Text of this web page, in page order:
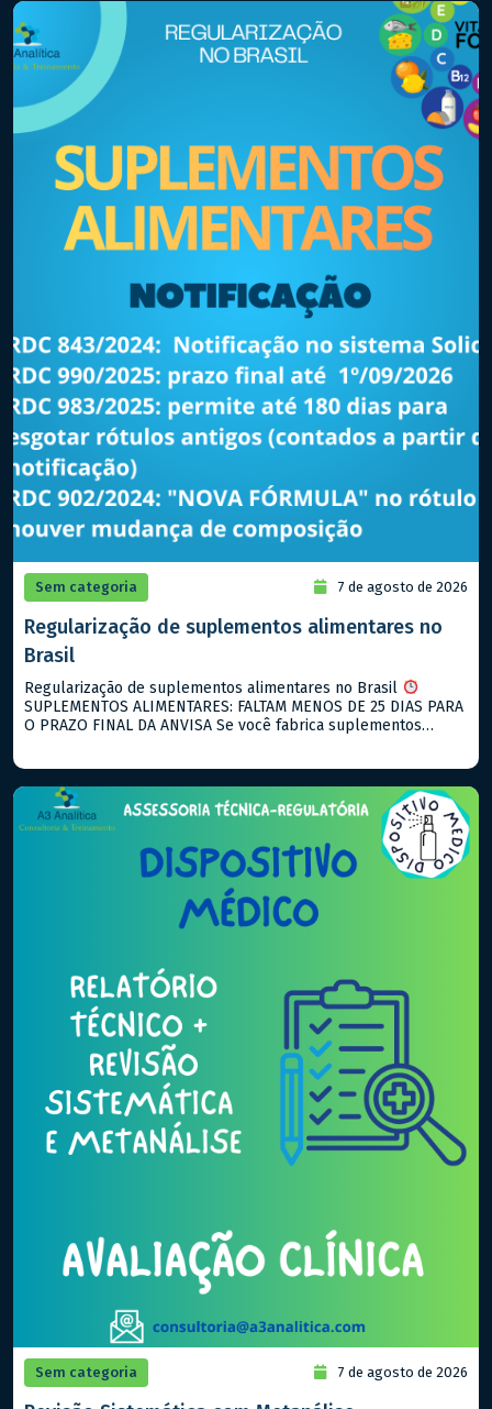
Sem categoria 7 de agosto de 2026
Regularização de suplementos alimentares no
Brasil
Regularização de suplementos alimentares no Brasil
SUPLEMENTOS ALIMENTARES: FALTAM MENOS DE 25 DIAS PARA
O PRAZO FINAL DA ANVISA Se você fabrica suplementos
990/2025: descreve […]
Sem categoria 7 de agosto de 2026